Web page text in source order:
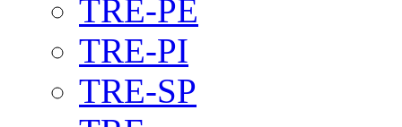
TRE-PE
TRE-PI
TRE-SP